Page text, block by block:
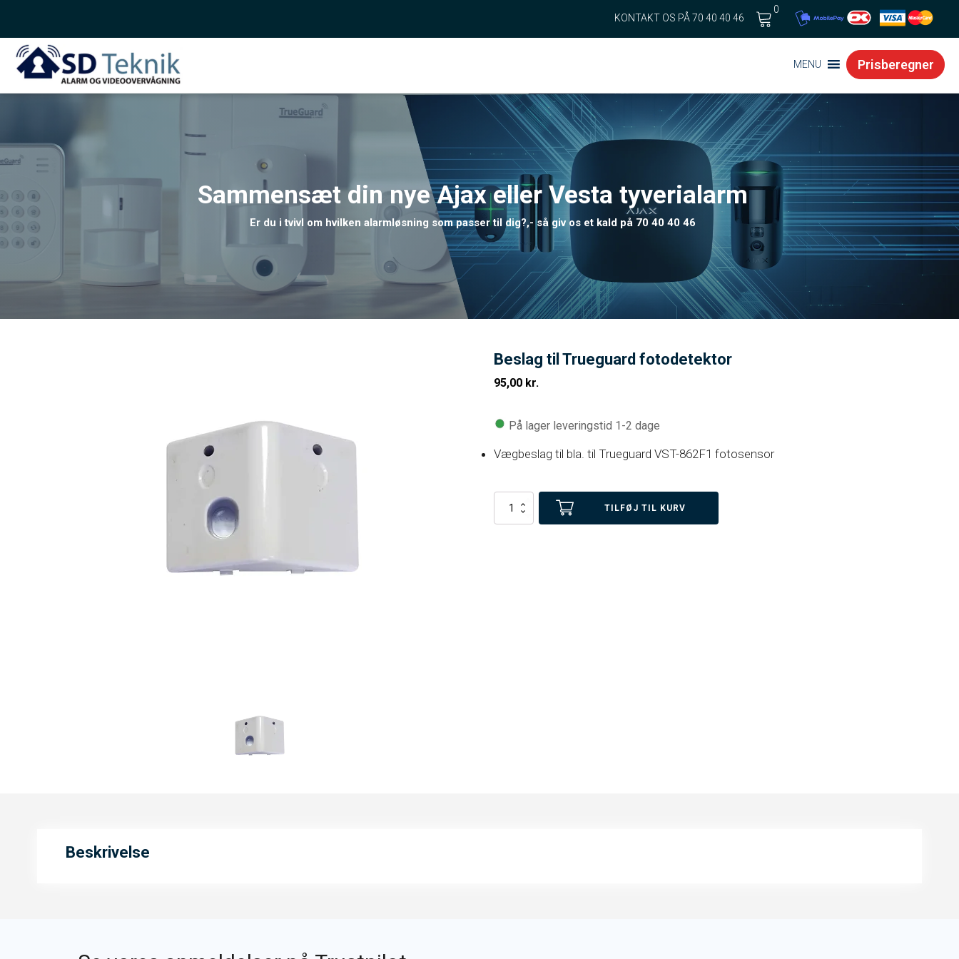
KONTAKT OS PÅ 70 40 40 46
0
MENU Prisberegner
Sammensæt din nye Ajax eller Vesta tyverialarm
Er du i tvivl om hvilken alarmløsning som passer til dig?,- så giv os et kald på 70 40 40 46
Beslag til Trueguard fotodetektor
95,00 kr.
På lager leveringstid 1-2 dage
Vægbeslag til bla. til Trueguard VST-862F1 fotosensor
Beslag
Trueguard
TILFØJ TIL KURV
Beskrivelse